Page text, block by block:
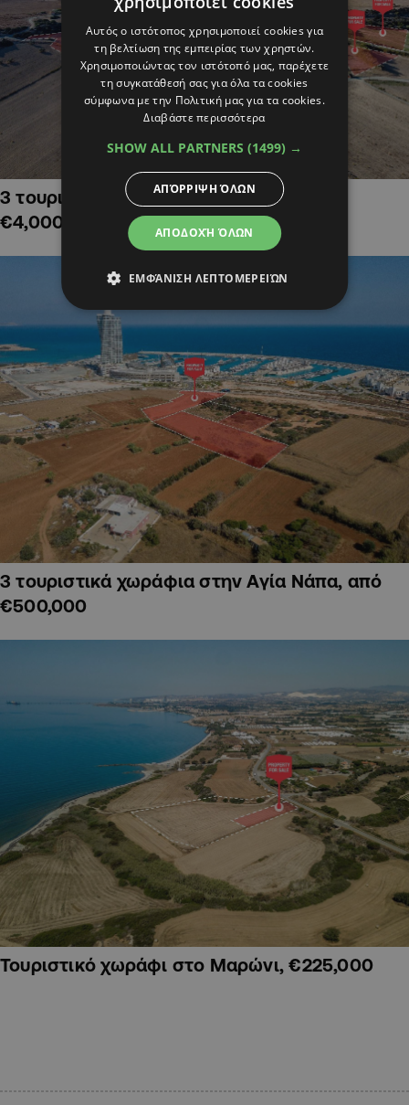
3 τουριστικά χωράφια στην Αλαμινό,
€4,000,000
3 τουριστικά χωράφια στην Αγία Νάπα, από
€500,000
Τουριστικό χωράφι στο Μαρώνι, €225,000
Αυτός ο ιστότοπος χρησιμοποιεί cookies για
τη βελτίωση της εμπειρίας των χρηστών.
Χρησιμοποιώντας τον ιστότοπό μας, παρέχετε
τη συγκατάθεσή σας για όλα τα cookies
σύμφωνα με την Πολιτική μας για τα cookies.
Διαβάστε περισσότερα
SHOW ALL PARTNERS (1499) →
ΑΠΟΔΟΧΉ ΌΛΩΝ
ΑΠΌΡΡΙΨΗ ΌΛΩΝ
ΕΜΦΆΝΙΣΗ ΛΕΠΤΟΜΕΡΕΙΏΝ